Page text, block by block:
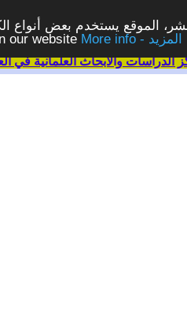
الموقع يستخدم بعض أنواع
our website
More info - المزيد
الدراسات والابحاث العلمانية في